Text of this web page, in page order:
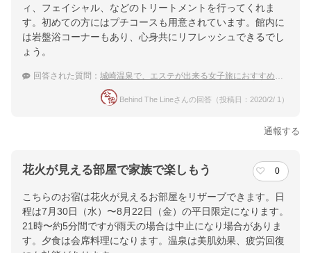
ィ、フェイシャル、などのトリートメントを行ってくれま
す。初めての方にはプチコースも用意されています。館内に
は岩盤浴コーナーもあり、心身共にリフレッシュできるでし
ょう。
回答された質問： 城崎温泉で、エステが出来る女子旅におすすめの宿は？
Behind The Lineさんの回答（投稿日：2020/2/ 1）
通報する
花火が見える部屋で家族で楽しもう 0
こちらのお宿は花火が見えるお部屋をリザーブできます。日
程は7月30日（水）〜8月22日（金）の平日限定になります。
21時〜約5分間ですが雨天の場合は中止になり場合がありま
す。夕食は会席料理になります。温泉は美肌効果、疲労回復